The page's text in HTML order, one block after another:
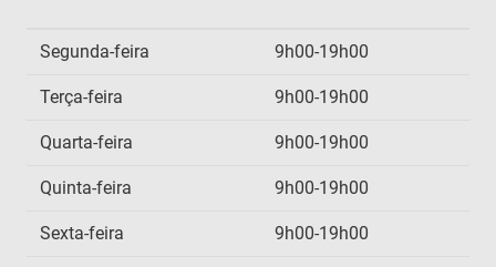
Segunda-feira 9h00-19h00
Terça-feira 9h00-19h00
Quarta-feira 9h00-19h00
Quinta-feira 9h00-19h00
Sexta-feira 9h00-19h00